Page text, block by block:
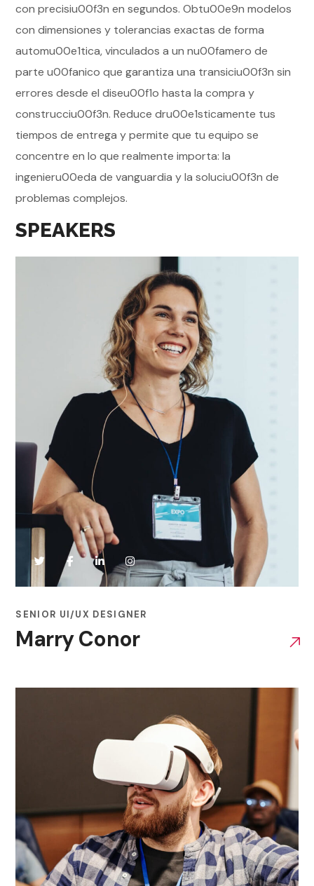
con precisiu00f3n en segundos. Obtu00e9n modelos
con dimensiones y tolerancias exactas de forma
automu00e1tica, vinculados a un nu00famero de
parte u00fanico que garantiza una transiciu00f3n sin
errores desde el diseu00f1o hasta la compra y
construcciu00f3n. Reduce dru00e1sticamente tus
tiempos de entrega y permite que tu equipo se
concentre en lo que realmente importa: la
ingenieru00eda de vanguardia y la soluciu00f3n de
problemas complejos.
SPEAKERS
SENIOR UI/UX DESIGNER
Marry Conor